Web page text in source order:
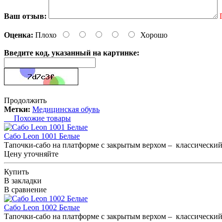
Ваш отзыв:
Оценка: Плохо Хорошо
Введите код, указанный на картинке:
Продолжить
Метки: Медицинская обувь
Похожие товары
Сабо Leon 1001 Белые
Тапочки-сабо на платформе с закрытым верхом –
Цену уточняйте
Купить
В закладки
В сравнение
Сабо Leon 1002 Белые
Тапочки-сабо на платформе с закрытым верхом –